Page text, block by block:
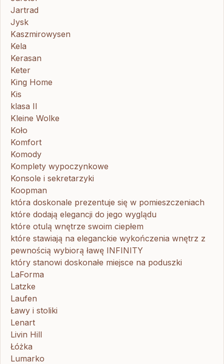
Jartrad
Jysk
Kaszmirowysen
Kela
Kerasan
Keter
King Home
Kis
klasa II
Kleine Wolke
Koło
Komfort
Komody
Komplety wypoczynkowe
Konsole i sekretarzyki
Koopman
która doskonale prezentuje się w pomieszczeniach
które dodają elegancji do jego wyglądu
które otulą wnętrze swoim ciepłem
które stawiają na eleganckie wykończenia wnętrz z
pewnością wybiorą ławę INFINITY
który stanowi doskonałe miejsce na poduszki
LaForma
Latzke
Laufen
Ławy i stoliki
Lenart
Livin Hill
Łóżka
Lumarko